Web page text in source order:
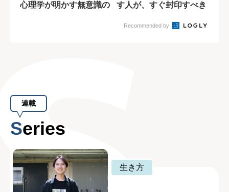
心理学が明かす無意識の
す人が、すぐ封印すべき
Recommended by
連載
Series
生き方